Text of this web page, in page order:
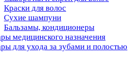
Краски для волос
Сухие шампуни
Бальзамы, кондиционеры
медицинского назначения
для ухода за зубами и полостью